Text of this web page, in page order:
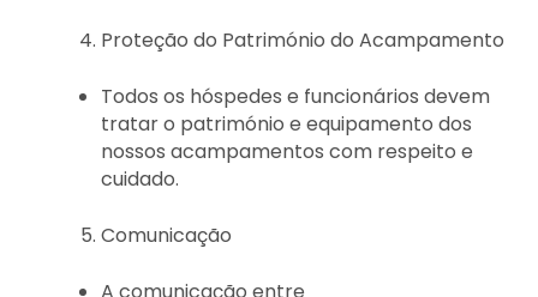
Proteção do Património do Acampamento
Todos os hóspedes e funcionários devem
tratar o património e equipamento dos
nossos acampamentos com respeito e
cuidado.
Comunicação